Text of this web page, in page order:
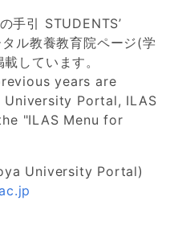
手引 STUDENTS’
ル教養教育院ページ(学
しています。
years are
Portal, ILAS
"ILAS Menu for
University Portal)